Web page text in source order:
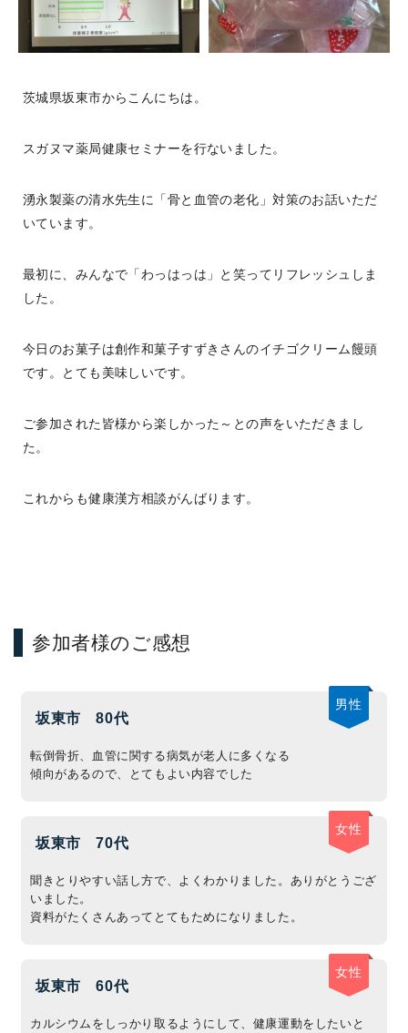
茨城県坂東市からこんにちは。
スガヌマ薬局健康セミナーを行ないました。
湧永製薬の清水先生に「骨と血管の老化」対策のお話いただ
いています。
最初に、みんなで「わっはっは」と笑ってリフレッシュしま
した。
今日のお菓子は創作和菓子すずきさんのイチゴクリーム饅頭
です。とても美味しいです。
ご参加された皆様から楽しかった～との声をいただきまし
た。
これからも健康漢方相談がんばります。
参加者様のご感想
男性
坂東市 80代
転倒骨折、血管に関する病気が老人に多くなる
傾向があるので、とてもよい内容でした
女性
坂東市 70代
聞きとりやすい話し方で、よくわかりました。ありがとうござ
いました。
資料がたくさんあってとてもためになりました。
女性
坂東市 60代
カルシウムをしっかり取るようにして、健康運動をしたいと